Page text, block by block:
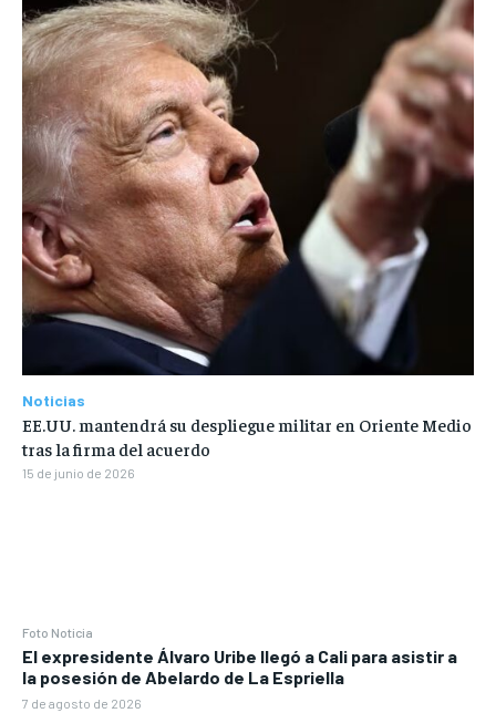
Foto Noticia
El expresidente Álvaro Uribe llegó a Cali para asistir a
la posesión de Abelardo de La Espriella
7 de agosto de 2026
Noticias
EE.UU. mantendrá su despliegue militar en Oriente Medio
tras la firma del acuerdo
15 de junio de 2026